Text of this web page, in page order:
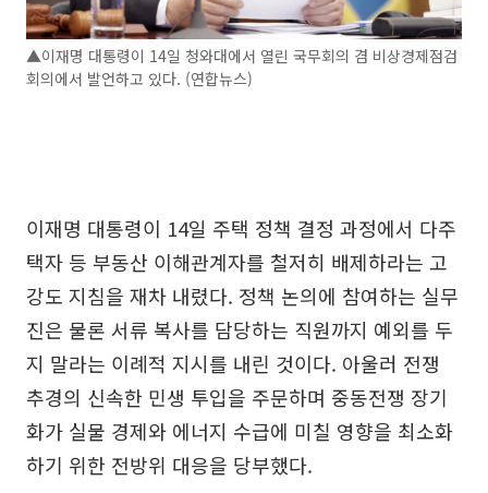
▲이재명 대통령이 14일 청와대에서 열린 국무회의 겸 비상경제점검
회의에서 발언하고 있다. (연합뉴스)
이재명 대통령이 14일 주택 정책 결정 과정에서 다주
택자 등 부동산 이해관계자를 철저히 배제하라는 고
강도 지침을 재차 내렸다. 정책 논의에 참여하는 실무
진은 물론 서류 복사를 담당하는 직원까지 예외를 두
지 말라는 이례적 지시를 내린 것이다. 아울러 전쟁
추경의 신속한 민생 투입을 주문하며 중동전쟁 장기
화가 실물 경제와 에너지 수급에 미칠 영향을 최소화
하기 위한 전방위 대응을 당부했다.